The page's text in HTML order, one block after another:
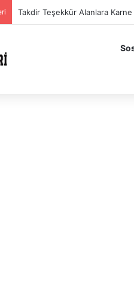
Takdir Teşekkür Alan